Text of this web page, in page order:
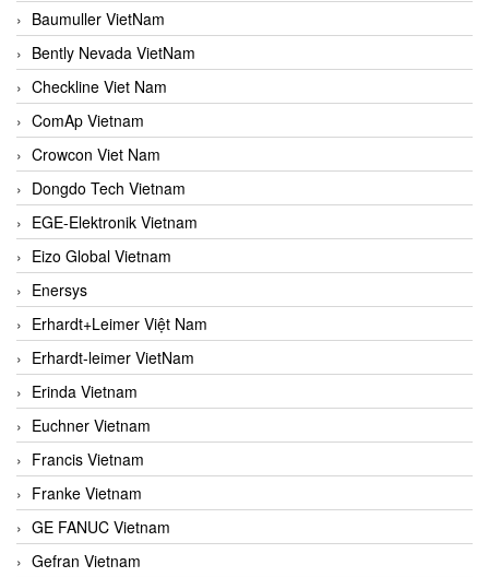
Baumuller VietNam
Bently Nevada VietNam
Checkline Viet Nam
ComAp Vietnam
Crowcon Viet Nam
Dongdo Tech Vietnam
EGE-Elektronik Vietnam
Eizo Global Vietnam
Enersys
Erhardt+Leimer Việt Nam
Erhardt-leimer VietNam
Erinda Vietnam
Euchner Vietnam
Francis Vietnam
Franke Vietnam
GE FANUC Vietnam
Gefran Vietnam